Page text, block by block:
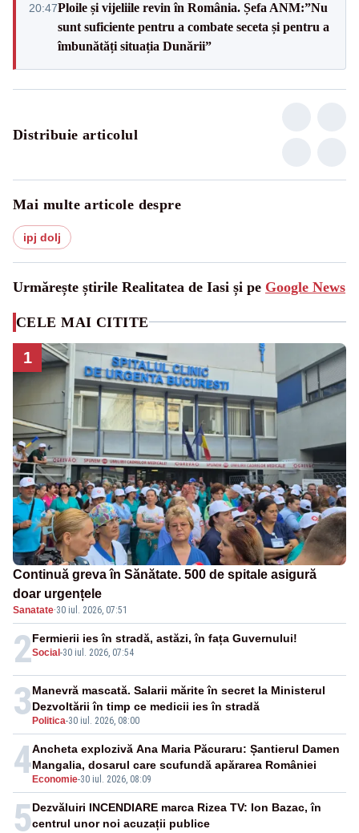
20:47Ploile și vijeliile revin în România. Șefa ANM:”Nu
sunt suficiente pentru a combate seceta și pentru a
îmbunătăți situația Dunării”
Distribuie articolul
Mai multe articole despre
ipj dolj
Urmărește știrile Realitatea de Iasi și pe Google News
CELE MAI CITITE
1
Continuă greva în Sănătate. 500 de spitale asigură
doar urgențele
Sanatate·30 iul. 2026, 07:51
2Social -30 iul. 2026, 07:54
Fermierii ies în stradă, astăzi, în fața Guvernului!
3 Politica-30 iul. 2026, 08:00
Manevră mascată. Salarii mărite în secret la Ministerul
Dezvoltării în timp ce medicii ies în stradă
4 Economie-30 iul. 2026, 08:09
Ancheta explozivă Ana Maria Păcuraru: Șantierul Damen
Mangalia, dosarul care scufundă apărarea României
5Dezvăluiri INCENDIARE marca Rizea TV: Ion Bazac, în
centrul unor noi acuzații publice